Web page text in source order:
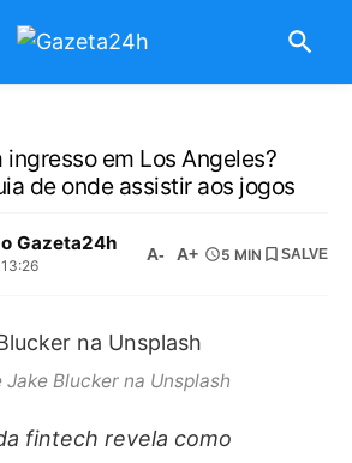
em Los Angeles?
de onde assistir aos jogos
Gazeta24h A- A+ 5 MIN SALVE
Jake Blucker na Unsplash
fintech revela como